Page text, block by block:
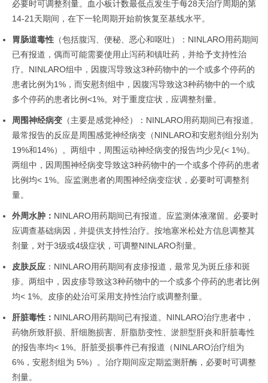
必要时可调整剂量。血小板计数最低点发生于每28天治疗周期的第
14-21天期间，在下一轮周期开始前恢复至基线水平。
胃肠道毒性 （包括腹泻、便秘、恶心和呕吐）：NINLARO用药期间
已有报道，偶而可能需要使用止泻药和镇吐药，并给予支持性治
疗。NINLARO组中，因腹泻导致这3种药物中的一个或多个停药的
患者比例为1%，而安慰剂组中，因腹泻导致这3种药物中的一个或
多个停药的患者比例<1%。对于重度症状，应调整剂量。
周围神经病变 （主要是感觉神经）：NINLARO用药期间已有报道。
最常报告的反应是周围感觉神经病变（NINLARO和安慰剂组分别为
19%和14%）。两组中，周围运动神经病变的报告均少见(< 1%)。
两组中，因周围神经病变导致这3种药物中的一个或多个停药的患者
比例均< 1%。应监测患者的周围神经病变症状，必要时可调整剂
量。
外周水肿： NINLARO用药期间已有报道。应监测体液潴留。必要时
应调查基础病因，并提供支持性治疗。按地塞米松处方信息调整其
剂量，对于3级或4级症状，可调整NINLARO剂量。
皮肤反应 ：NINLARO用药期间有皮疹报道，最常见为斑丘疹和斑
疹。两组中，因皮疹导致这3种药物中的一个或多个停药的患者比例
均< 1%。皮疹的处治可采用支持性治疗或调整剂量。
肝脏毒性： NINLARO用药期间已有报道。NINLARO治疗患者中，
药物所致肝损、肝细胞损害、肝脂肪变性、淤胆型肝炎和肝脏毒性
的报告率均< 1%。肝脏受损事件已有报道（NINLARO治疗组为
6%，安慰剂组为 5%）。治疗期间应定期监测肝酶，必要时可调整
剂量。